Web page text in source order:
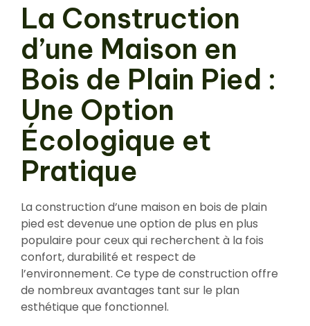
La Construction
d’une Maison en
Bois de Plain Pied :
Une Option
Écologique et
Pratique
La construction d’une maison en bois de plain
pied est devenue une option de plus en plus
populaire pour ceux qui recherchent à la fois
confort, durabilité et respect de
l’environnement. Ce type de construction offre
de nombreux avantages tant sur le plan
esthétique que fonctionnel.